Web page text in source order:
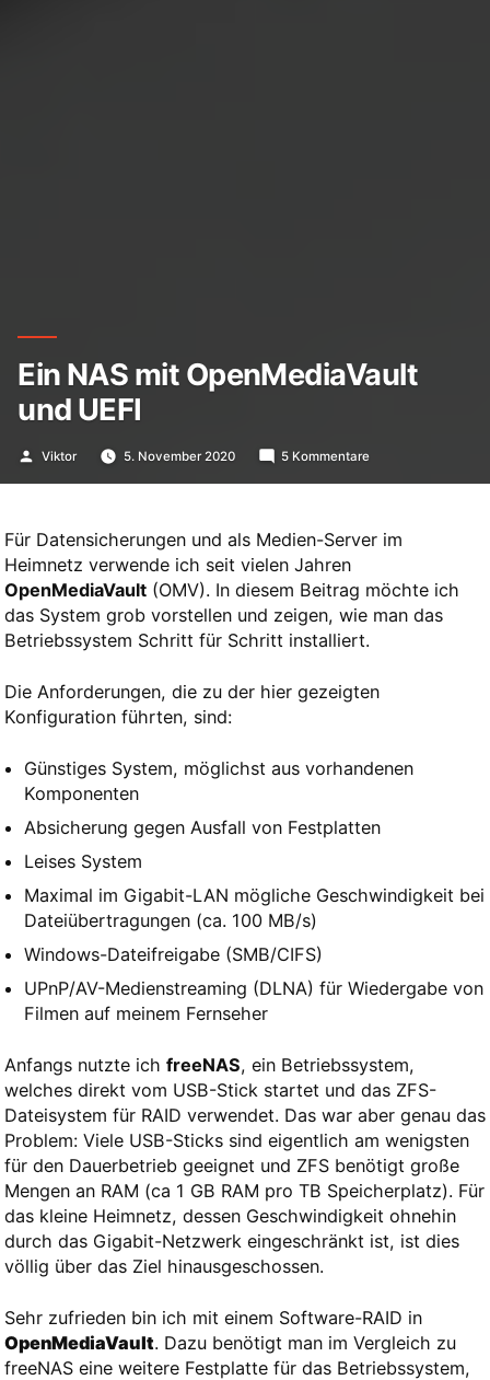
Ein NAS mit OpenMediaVault
und UEFI
Veröffentlicht
Viktor 5. November 2020 5 Kommentarezu
und
Für Datensicherungen und als Medien-Server im
Heimnetz verwende ich seit vielen Jahren
OpenMediaVault(OMV). In diesem Beitrag möchte ich
das System grob vorstellen und zeigen, wie man das
Betriebssystem Schritt für Schritt installiert.
Die Anforderungen, die zu der hier gezeigten
Konfiguration führten, sind:
Günstiges System, möglichst aus vorhandenen
Komponenten
Absicherung gegen Ausfall von Festplatten
Leises System
Maximal im Gigabit-LAN mögliche Geschwindigkeit bei
Dateiübertragungen (ca. 100 MB/s)
Windows-Dateifreigabe (SMB/CIFS)
UPnP/AV-Medienstreaming (DLNA) für Wiedergabe von
Filmen auf meinem Fernseher
Anfangs nutzte ich freeNAS, ein Betriebssystem,
welches direkt vom USB-Stick startet und das ZFS-
Dateisystem für RAID verwendet. Das war aber genau das
Problem: Viele USB-Sticks sind eigentlich am wenigsten
für den Dauerbetrieb geeignet und ZFS benötigt große
Mengen an RAM (ca 1 GB RAM pro TB Speicherplatz). Für
das kleine Heimnetz, dessen Geschwindigkeit ohnehin
durch das Gigabit-Netzwerk eingeschränkt ist, ist dies
völlig über das Ziel hinausgeschossen.
Sehr zufrieden bin ich mit einem Software-RAID in
OpenMediaVault. Dazu benötigt man im Vergleich zu
freeNAS eine weitere Festplatte für das Betriebssystem,